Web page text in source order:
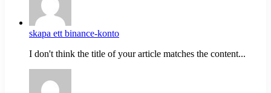
skapa ett binance-konto
I don't think the title of your article matches the content...